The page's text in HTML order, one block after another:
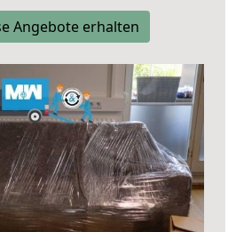
Angebote erhalten